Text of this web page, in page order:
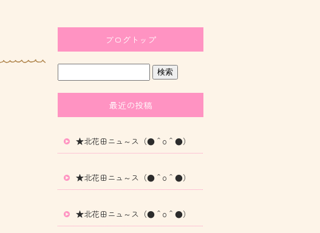
ブログトップ
最近の投稿
★北花田ニュ～ス（●＾o＾●）
★北花田ニュ～ス（●＾o＾●）
★北花田ニュ～ス（●＾o＾●）